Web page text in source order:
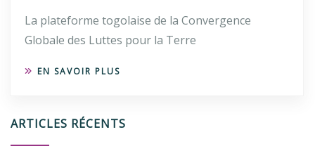
La plateforme togolaise de la Convergence
Globale des Luttes pour la Terre
EN SAVOIR PLUS
ARTICLES RÉCENTS